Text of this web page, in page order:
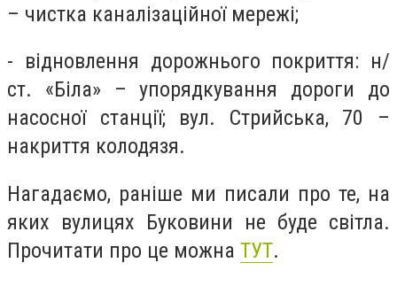
– чистка каналізаційної мережі;
- відновлення дорожнього покриття: н/
ст. «Біла» – упорядкування дороги до
насосної станції; вул. Стрийська, 70 –
накриття колодязя.
Нагадаємо, раніше ми писали про те, на
яких вулицях Буковини не буде світла.
Прочитати про це можна ТУТ.